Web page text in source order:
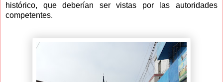
histórico, que deberían ser vistas por las autoridades
competentes.